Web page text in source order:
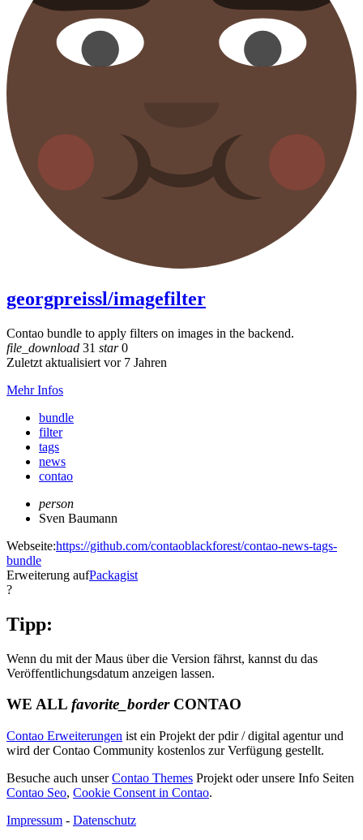
georgpreissl/imagefilter
Contao bundle to apply filters on images in the backend.
file_download 31 star0
Zuletzt aktualisiert vor 7 Jahren
Mehr Infos
bundle
filter
tags
news
contao
person
Sven Baumann
Webseite:https://github.com/contaoblackforest/contao-news-tags-
bundle
Erweiterung aufPackagist
?
Tipp:
Wenn du mit der Maus über die Version fährst, kannst du das
Veröffentlichungsdatum anzeigen lassen.
WE ALL favorite_borderCONTAO
Contao Erweiterungen ist ein Projekt der pdir / digital agentur und
wird der Contao Community kostenlos zur Verfügung gestellt.
Besuche auch unserContao Themes Projekt oder unsere Info Seiten
Contao Seo, Cookie Consent in Contao.
Impressum - Datenschutz